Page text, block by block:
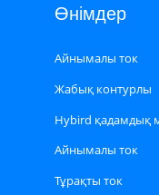
Өнімдер
Айнымалы ток
сервомоторы
Жабық контурлы
қадамдық
Hybird қадамдық
драйвері
Айнымалы ток
сервомоторының
Тұрақты ток